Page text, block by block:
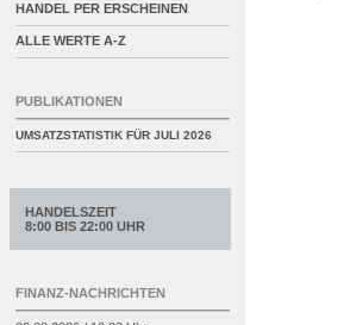
HANDEL PER ERSCHEINEN
ALLE WERTE A-Z
PUBLIKATIONEN
UMSATZSTATISTIK FÜR JULI 2026
HANDELSZEIT
8:00 BIS 22:00 UHR
FINANZ-NACHRICHTEN